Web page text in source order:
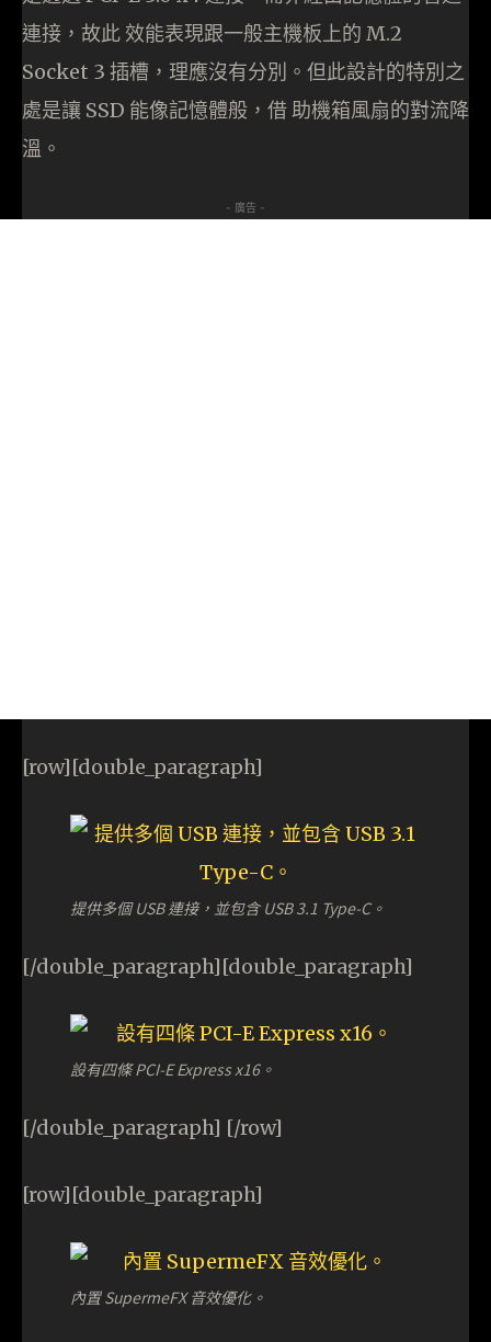
連接，故此 效能表現跟一般主機板上的 M.2
Socket 3 插槽，理應沒有分別。但此設計的特別之
處是讓 SSD 能像記憶體般，借 助機箱風扇的對流降
溫。
- 廣告 -
[row][double_paragraph]
提供多個 USB 連接，並包含 USB 3.1 Type-C。
[/double_paragraph][double_paragraph]
設有四條 PCI-E Express x16。
[/double_paragraph] [/row]
[row][double_paragraph]
內置 SupermeFX 音效優化。